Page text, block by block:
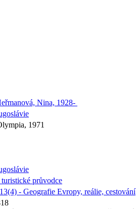
Nina, 1928-
1971
průvodce
- Geografie Evropy, reálie, cestování